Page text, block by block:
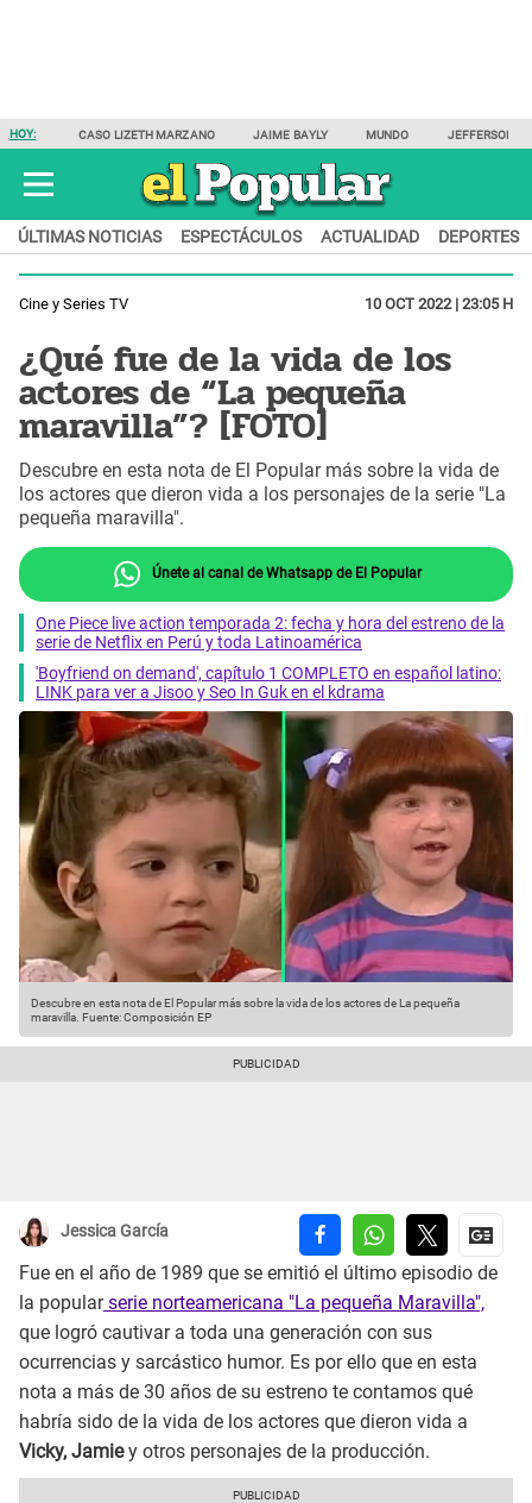
HOY: CASO LIZETH MARZANO JAIME BAYLY MUNDO JEFFERSON
ÚLTIMAS NOTICIAS ESPECTÁCULOS ACTUALIDAD DEPORTES
Cine y Series TV 10 OCT 2022 | 23:05 H
¿Qué fue de la vida de los
actores de “La pequeña
maravilla”? [FOTO]
Descubre en esta nota de El Popular más sobre la vida de
los actores que dieron vida a los personajes de la serie "La
pequeña maravilla".
Únete al canal de Whatsapp de El Popular
One Piece live action temporada 2: fecha y hora del estreno de la
serie de Netflix en Perú y toda Latinoamérica
'Boyfriend on demand', capítulo 1 COMPLETO en español latino:
LINK para ver a Jisoo y Seo In Guk en el kdrama
Descubre en esta nota de El Popular más sobre la vida de los actores de La pequeña
maravilla. Fuente: Composición EP
Jessica García
Fue en el año de 1989 que se emitió el último episodio de
la popularserie norteamericana "La pequeña Maravilla",
que logró cautivar a toda una generación con sus
ocurrencias y sarcástico humor. Es por ello que en esta
nota a más de 30 años de su estreno te contamos qué
habría sido de la vida de los actores que dieron vida a
Vicky, Jamiey otros personajes de la producción.